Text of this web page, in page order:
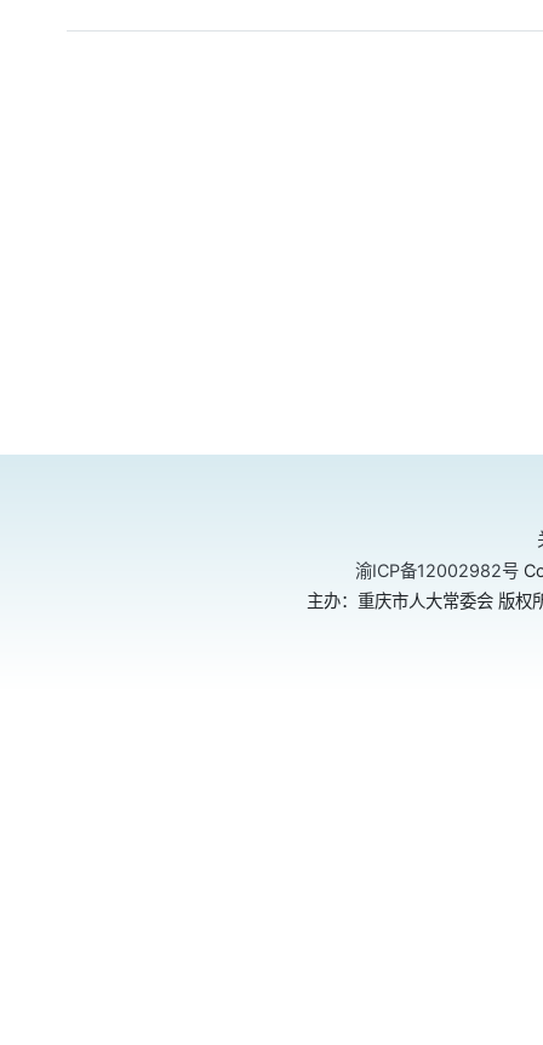
渝ICP备12002982号
主办：重庆市人大常委会 版